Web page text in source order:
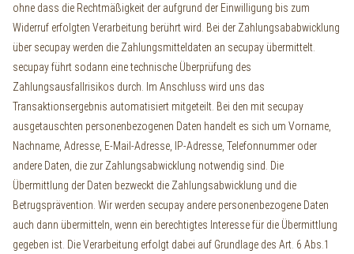
ohne dass die Rechtmäßigkeit der aufgrund der Einwilligung bis zum
Widerruf erfolgten Verarbeitung berührt wird. Bei der Zahlungsababwicklung
über secupay werden die Zahlungsmitteldaten an secupay übermittelt.
secupay führt sodann eine technische Überprüfung des
Zahlungsausfallrisikos durch.
Im Anschluss wird uns das
Transaktionsergebnis automatisiert mitgeteilt. Bei den mit secupay
ausgetauschten personenbezogenen Daten handelt es sich um Vorname,
Nachname, Adresse, E-Mail-Adresse, IP-Adresse, Telefonnummer oder
andere Daten, die zur Zahlungsabwicklung notwendig sind . Die
Übermittlung der Daten bezweckt die Zahlungsabwicklung und die
Betrugsprävention. Wir werden secupay andere personenbezogene Daten
auch dann übermitteln, wenn ein berechtigtes Interesse für die Übermittlung
gegeben ist. Die Verarbeitung erfolgt dabei auf Grundlage des Art. 6 Abs.1